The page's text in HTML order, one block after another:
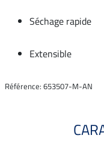
Séchage rapide
Extensible
Référence: 653507-M-AN